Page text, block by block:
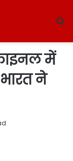
में
ने